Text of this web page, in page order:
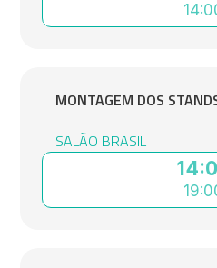
MONTAGEM DOS
SALÃO BRASIL